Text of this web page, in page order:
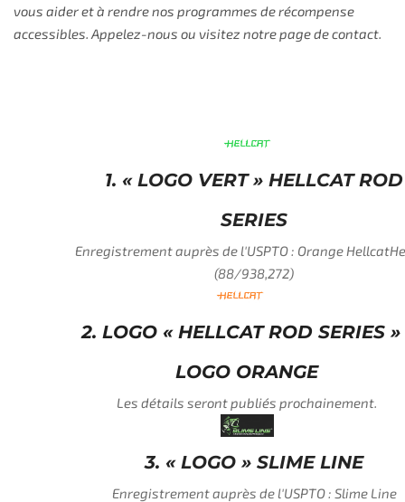
vous aider et à rendre nos programmes de récompense
accessibles. Appelez-nous ou visitez notre page de contact.
1. « LOGO VERT » HELLCAT ROD
SERIES
Enregistrement auprès de l'USPTO : Orange HellcatHellcat
(88/938,272)
2. LOGO « HELLCAT ROD SERIES » -
LOGO ORANGE
Les détails seront publiés prochainement.
3. « LOGO » SLIME LINE
Enregistrement auprès de l'USPTO : Slime Line